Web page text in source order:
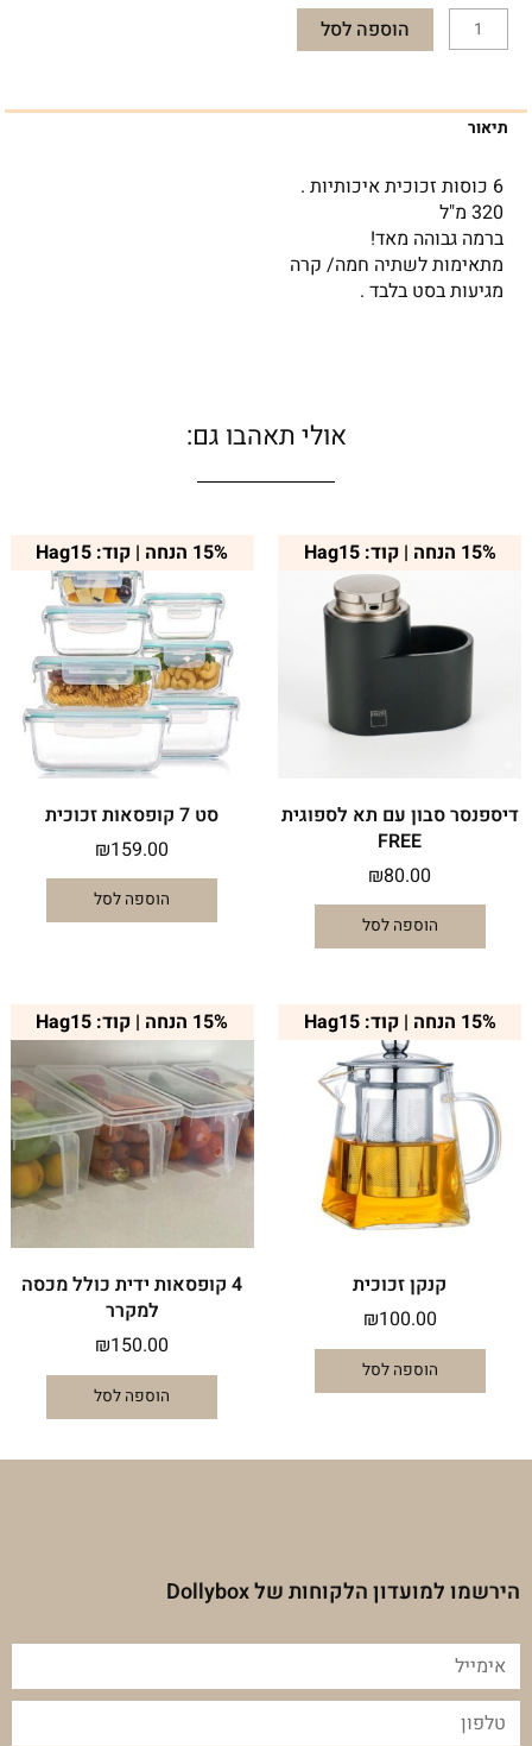
הוספה לסל
תיאור
6 כוסות זכוכית איכותיות .
320 מ"ל
ברמה גבוהה מאד!
מתאימות לשתיה חמה/ קרה
מגיעות בסט בלבד .
אולי תאהבו גם:
15% הנחה | קוד: Hag15
דיספנסר סבון עם תא לספוגית
FREE
₪80.00
הוספה לסל
15% הנחה | קוד: Hag15
סט 7 קופסאות זכוכית
₪159.00
הוספה לסל
15% הנחה | קוד: Hag15
קנקן זכוכית
₪100.00
הוספה לסל
15% הנחה | קוד: Hag15
4 קופסאות ידית כולל מכסה
למקרר
₪150.00
הוספה לסל
הירשמו למועדון הלקוחות של Dollybox
אימייל
טלפון